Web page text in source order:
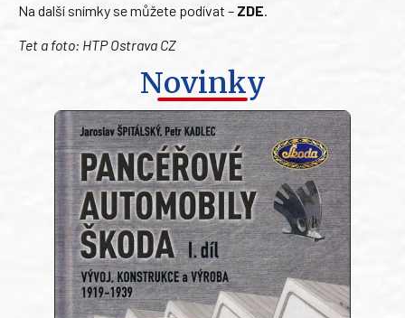
Na další snímky se můžete podívat – ZDE
Tet a foto: HTP Ostrava CZ
Novinky